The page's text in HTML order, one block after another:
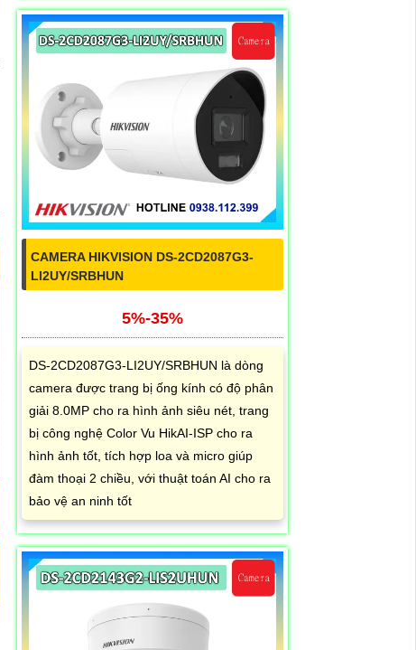
CAMERA HIKVISION DS-2CD2087G3-
LI2UY/SRBHUN
5%-35%
DS-2CD2087G3-LI2UY/SRBHUN là dòng
camera được trang bị ống kính có độ phân
giải 8.0MP cho ra hình ảnh siêu nét, trang
bị công nghệ Color Vu HikAI-ISP cho ra
hình ảnh tốt, tích hợp loa và micro giúp
đàm thoại 2 chiều, với thuật toán AI cho ra
bảo vệ an ninh tốt